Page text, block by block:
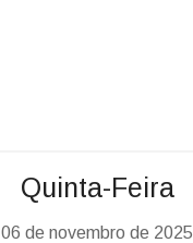
Quinta-Feira
06 de novembro de 2025